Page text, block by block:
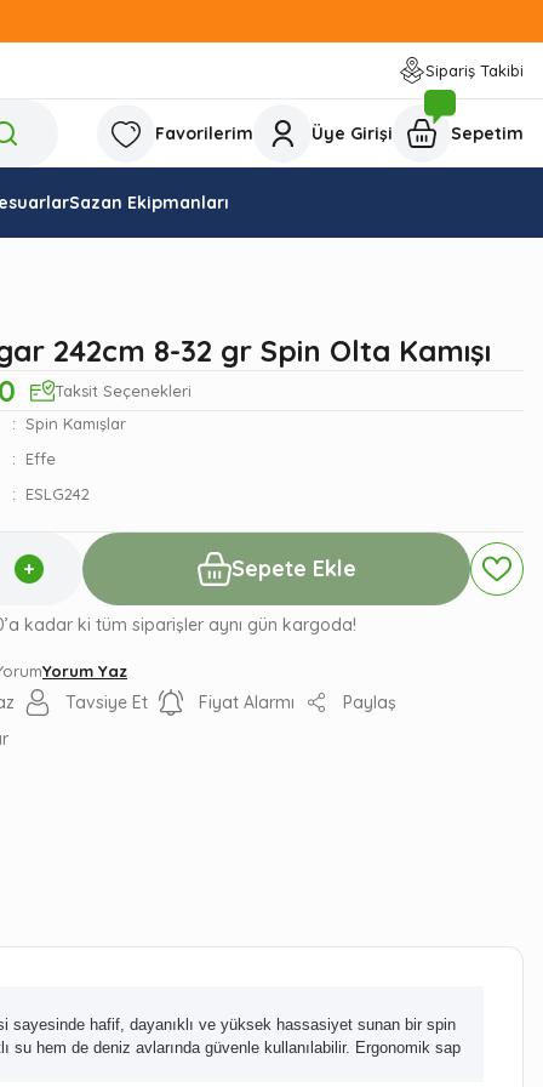
Sipariş Takibi
Favorilerim Üye Girişi Sepetim
Sazan Ekipmanları
Yorum Yaz
242cm 8-32 gr Spin Olta Kamışı
Taksit Seçenekleri
Spin Kamışlar
Effe
ESLG242
Sepete Ekle
kadar ki tüm siparişler aynı gün kargoda!
Tavsiye Et Fiyat Alarmı
Paylaş
sayesinde hafif, dayanıklı ve yüksek hassasiyet sunan bir spin
su hem de deniz avlarında güvenle kullanılabilir. Ergonomik sap